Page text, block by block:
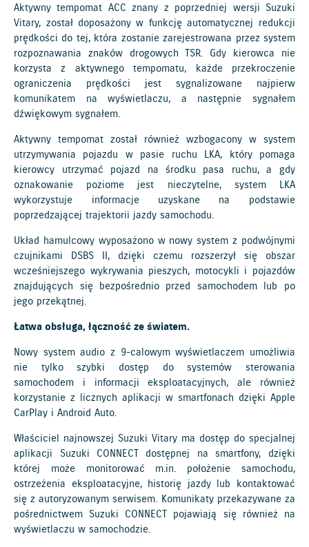
Aktywny tempomat ACC znany z poprzedniej wersji Suzuki
Vitary, został doposażony w funkcję automatycznej redukcji
prędkości do tej, która zostanie zarejestrowana przez system
rozpoznawania znaków drogowych TSR. Gdy kierowca nie
korzysta z aktywnego tempomatu, każde przekroczenie
ograniczenia prędkości jest sygnalizowane najpierw
komunikatem na wyświetlaczu, a następnie sygnałem
dźwiękowym sygnałem.
Aktywny tempomat został również wzbogacony w system
utrzymywania pojazdu w pasie ruchu LKA, który pomaga
kierowcy utrzymać pojazd na środku pasa ruchu, a gdy
oznakowanie poziome jest nieczytelne, system LKA
wykorzystuje informacje uzyskane na podstawie
poprzedzającej trajektorii jazdy samochodu.
Układ hamulcowy wyposażono w nowy system z podwójnymi
czujnikami DSBS II, dzięki czemu rozszerzył się obszar
wcześniejszego wykrywania pieszych, motocykli i pojazdów
znajdujących się bezpośrednio przed samochodem lub po
jego przekątnej.
Łatwa obsługa, łączność ze światem.
Nowy system audio z 9-calowym wyświetlaczem umożliwia
nie tylko szybki dostęp do systemów sterowania
samochodem i informacji eksploatacyjnych, ale również
korzystanie z licznych aplikacji w smartfonach dzięki Apple
CarPlay i Android Auto.
Właściciel najnowszej Suzuki Vitary ma dostęp do specjalnej
aplikacji Suzuki CONNECT dostępnej na smartfony, dzięki
której może monitorować m.in. położenie samochodu,
ostrzeżenia eksploatacyjne, historię jazdy lub kontaktować
się z autoryzowanym serwisem. Komunikaty przekazywane za
pośrednictwem Suzuki CONNECT pojawiają się również na
wyświetlaczu w samochodzie.